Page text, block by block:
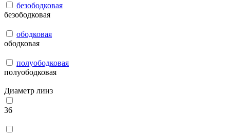
безободковая
безободковая
ободковая
ободковая
полуободковая
полуободковая
Диаметр линз
36